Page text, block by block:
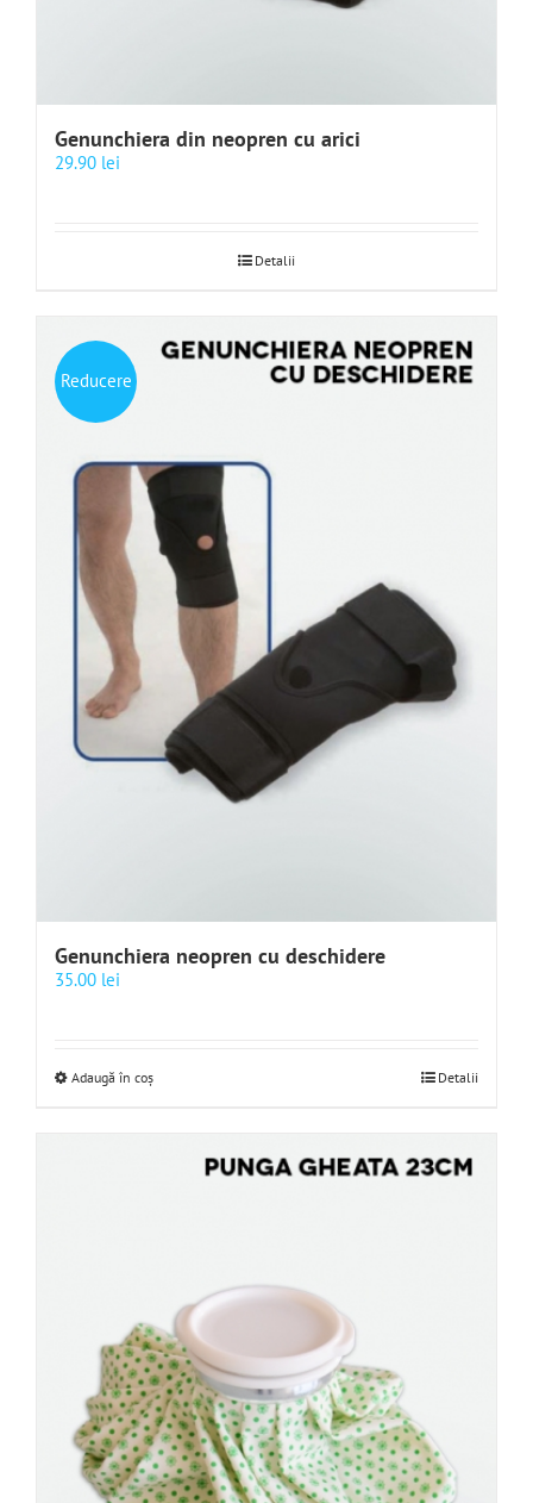
Genunchiera din neopren cu arici
29.90 lei
Detalii
Reducere
Genunchiera neopren cu deschidere
35.00 lei
Adaugă în coș Detalii